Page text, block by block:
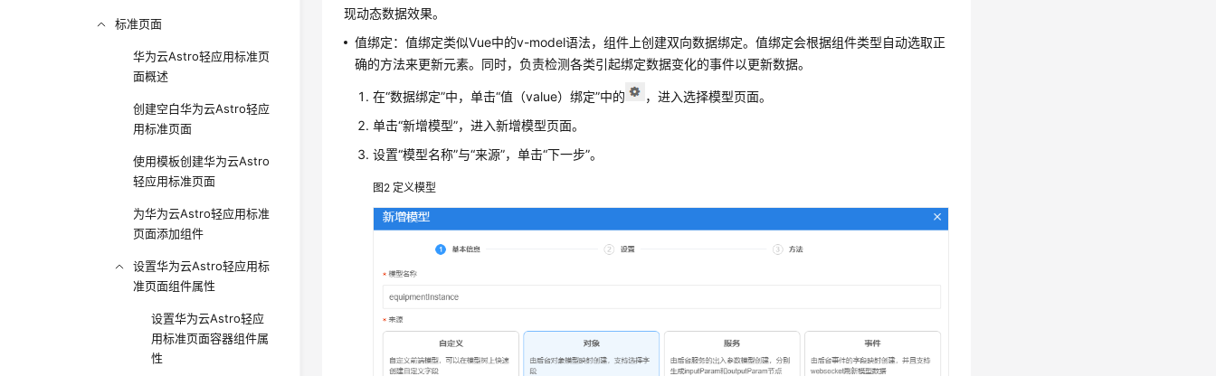
标准页面
华为云Astro轻应用标准页
面概述
创建空白华为云Astro轻应
用标准页面
使用模板创建华为云Astro
轻应用标准页面
为华为云Astro轻应用标准
页面添加组件
设置华为云Astro轻应用标
准页面组件属性
设置华为云Astro轻应
用标准页面容器组件属
性
现动态数据效果。
值绑定：值绑定类似Vue中的v-model语法，组件上创建双向数据绑定。值绑定会根据组件类型自动选取正
确的方法来更新元素。同时，负责检测各类引起绑定数据变化的事件以更新数据。
在“数据绑定”中，单击“值（value）绑定”中的
，进入选择模型页面。
单击“新增模型”，进入新增模型页面。
设置“模型名称”与“来源”，单击“下一步”。
图2 定义模型